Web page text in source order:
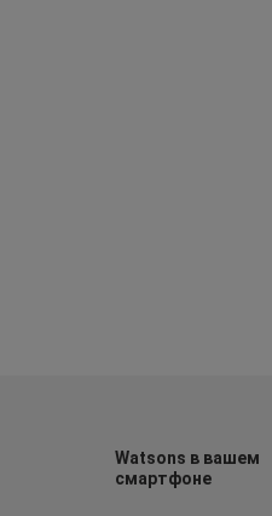
Watsons в вашем
смартфоне